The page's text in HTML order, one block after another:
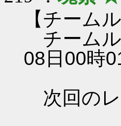
【チーム
チームル
08日00時
次回のレ